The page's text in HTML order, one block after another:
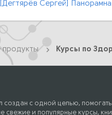
[Дегтярёв Cергей]
Курсы по
с одной целью,
свежие и популярные курсы,